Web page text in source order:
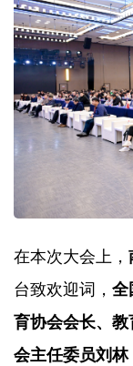
在本次大会上，
台致欢迎词， 全
育协会会长、
会主任委员刘林